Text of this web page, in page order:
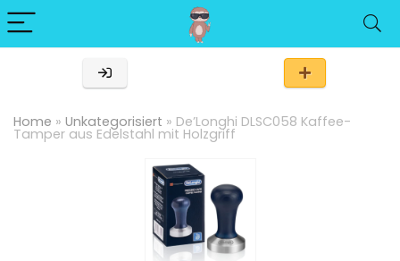
Home » Unkategorisiert » De’Longhi DLSC058 Kaffee-
Tamper aus Edelstahl mit Holzgriff